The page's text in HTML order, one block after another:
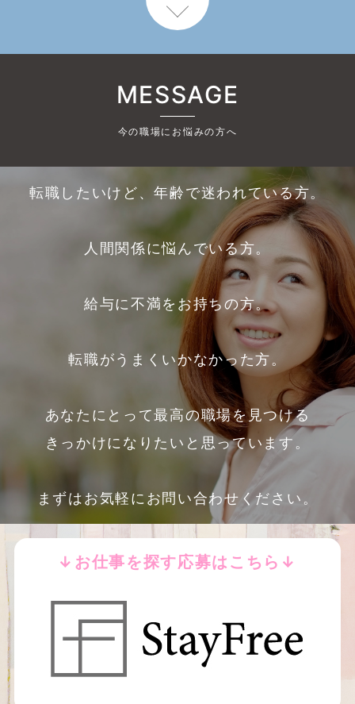
MESSAGE
今の職場にお悩みの方へ
転職したいけど、年齢で迷われている方。
人間関係に悩んでいる方。
給与に不満をお持ちの方。
転職がうまくいかなかった方。
あなたにとって最高の職場を見つける
きっかけになりたいと思っています。
まずはお気軽にお問い合わせください。
↓お仕事を探す応募はこちら↓